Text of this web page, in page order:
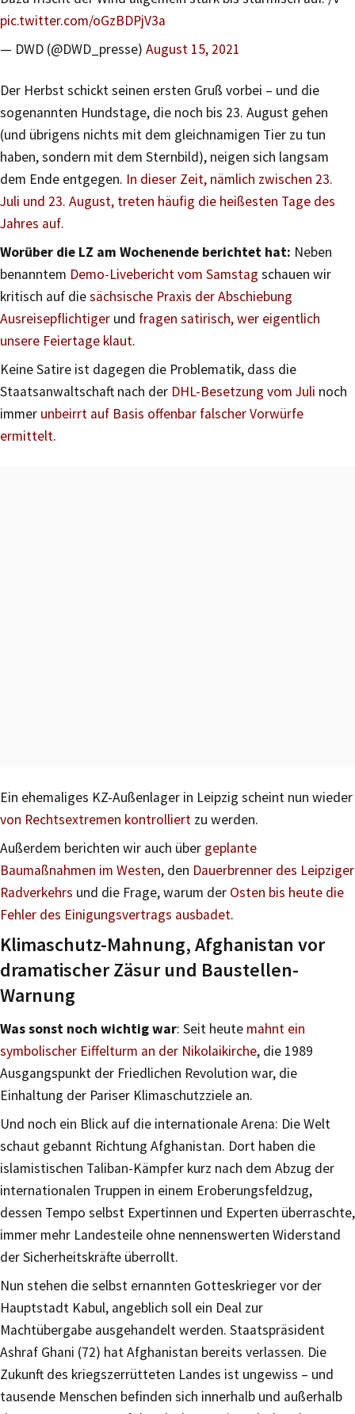
pic.twitter.com/oGzBDPjV3a
— DWD (@DWD_presse) August 15, 2021
Der Herbst schickt seinen ersten Gruß vorbei – und die
sogenannten Hundstage, die noch bis 23. August gehen
(und übrigens nichts mit dem gleichnamigen Tier zu tun
haben, sondern mit dem Sternbild), neigen sich langsam
dem Ende entgegen. In dieser Zeit, nämlich zwischen 23.
Juli und 23. August, treten häufig die heißesten Tage des
Jahres auf.
Worüber die LZ am Wochenende berichtet hat: Neben
benanntem Demo-Livebericht vom Samstag schauen wir
kritisch auf diesächsische Praxis der Abschiebung
Ausreisepflichtiger und fragen satirisch, wer eigentlich
unsere Feiertage klaut.
Keine Satire ist dagegen die Problematik, dass die
Staatsanwaltschaft nach der DHL-Besetzung vom Juli noch
immer unbeirrt auf Basis offenbar falscher Vorwürfe
ermittelt.
Ein ehemaliges KZ-Außenlager in Leipzig scheint nun wieder
von Rechtsextremen kontrolliert zu werden.
Außerdem berichten wir auch über geplante
Baumaßnahmen im Westen, den Dauerbrenner des Leipziger
Radverkehrs und die Frage, warum der Osten bis heute die
Fehler des Einigungsvertrags ausbadet.
Klimaschutz-Mahnung, Afghanistan vor
dramatischer Zäsur und Baustellen-
Warnung
Was sonst noch wichtig war: Seit heute mahnt ein
symbolischer Eiffelturm an der Nikolaikirche, die 1989
Ausgangspunkt der Friedlichen Revolution war, die
Einhaltung der Pariser Klimaschutzziele an.
Und noch ein Blick auf die internationale Arena: Die Welt
schaut gebannt Richtung Afghanistan. Dort haben die
islamistischen Taliban-Kämpfer kurz nach dem Abzug der
internationalen Truppen in einem Eroberungsfeldzug,
dessen Tempo selbst Expertinnen und Experten überraschte,
immer mehr Landesteile ohne nennenswerten Widerstand
der Sicherheitskräfte überrollt.
Nun stehen die selbst ernannten Gotteskrieger vor der
Hauptstadt Kabul, angeblich soll ein Deal zur
Machtübergabe ausgehandelt werden. Staatspräsident
Ashraf Ghani (72) hat Afghanistan bereits verlassen. Die
Zukunft des kriegszerrütteten Landes ist ungewiss – und
tausende Menschen befinden sich innerhalb und außerhalb